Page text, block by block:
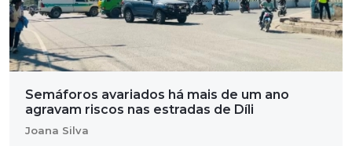
Semáforos avariados há mais de um ano
agravam riscos nas estradas de Díli
Joana Silva